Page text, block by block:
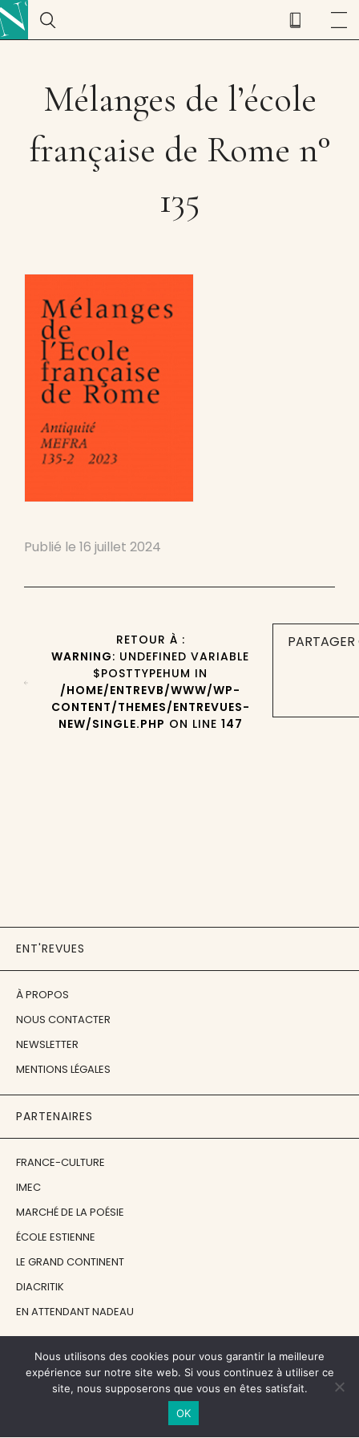
Mélanges de l’école
française de Rome n°
135
Publié le 16 juillet 2024
RETOUR À :
WARNING: UNDEFINED VARIABLE
$POSTTYPEHUM IN
/HOME/ENTREVB/WWW/WP-
CONTENT/THEMES/ENTREVUES-
NEW/SINGLE.PHP ON LINE 147
ENT'REVUES
À PROPOS
NOUS CONTACTER
NEWSLETTER
MENTIONS LÉGALES
PARTENAIRES
FRANCE-CULTURE
IMEC
MARCHÉ DE LA POÉSIE
ÉCOLE ESTIENNE
LE GRAND CONTINENT
DIACRITIK
EN ATTENDANT NADEAU
NOS SOUTIENS
Nous utilisons des cookies pour vous garantir la meilleure
expérience sur notre site web. Si vous continuez à utiliser ce
site, nous supposerons que vous en êtes satisfait.
OK